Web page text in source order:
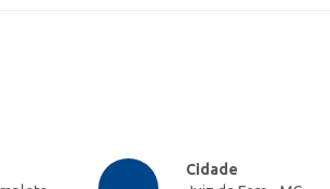
Cidade